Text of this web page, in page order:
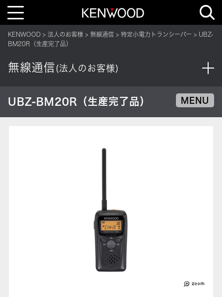
T
l
e
v
i
i
o
KENWOOD 法人のお客様 無線通信 特定小電力トランシーバー
UBZ-
BM20R（生産完了品）
無線通信 (法人のお客様)
UBZ-BM20R（生産完了品） MENU